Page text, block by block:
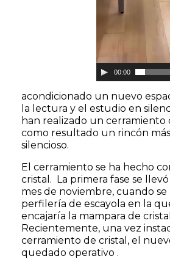
00:00
acondicionado un nuevo
la lectura y el estudio en
han realizado un cerramiento
como resultado un rincón
silencioso.
El cerramiento se ha hecho
cristal. La primera fase se llevó
mes de noviembre, cuando se
perfilería de escayola en la
encajaría la mampara de
Recientemente, una vez
cerramiento de cristal, el
quedado operativo .